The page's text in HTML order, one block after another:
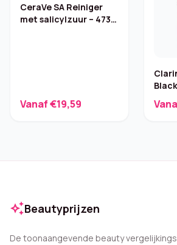
CeraVe SA Reiniger
met salicylzuur – 473
Vanaf €19,59
auto_awesomeBeautyprijzen
De toonaangevende beauty